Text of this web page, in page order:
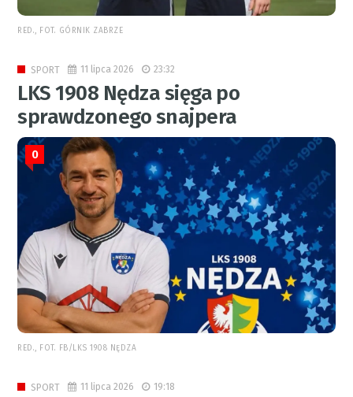
RED., FOT. GÓRNIK ZABRZE
SPORT 11 lipca 2026 23:32
LKS 1908 Nędza sięga po
sprawdzonego snajpera
0
RED., FOT. FB/LKS 1908 NĘDZA
SPORT 11 lipca 2026 19:18